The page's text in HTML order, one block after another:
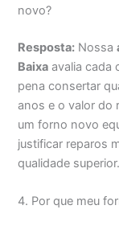
novo?
Resposta: Nossa
Baixa avalia cada
pena consertar
anos e o valor do
um forno novo
justificar reparos
qualidade superior.
4. Por que meu